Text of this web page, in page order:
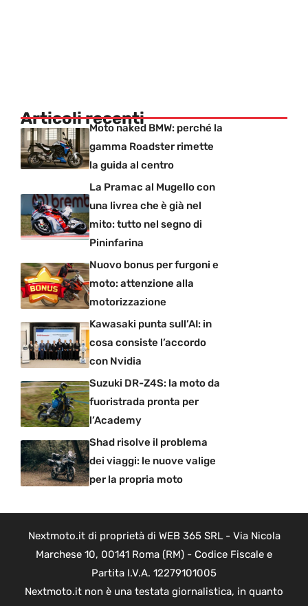
Articoli recentiMoto naked BMW: perché la
gamma Roadster rimette
la guida al centro
La Pramac al Mugello con
una livrea che è già nel
mito: tutto nel segno di
Pininfarina
Nuovo bonus per furgoni e
moto: attenzione alla
motorizzazione
Kawasaki punta sull’AI: in
cosa consiste l’accordo
con Nvidia
Suzuki DR-Z4S: la moto da
fuoristrada pronta per
l’Academy
Shad risolve il problema
dei viaggi: le nuove valige
per la propria moto
Nextmoto.it di proprietà di WEB 365 SRL - Via Nicola
Marchese 10, 00141 Roma (RM) - Codice Fiscale e
Partita I.V.A. 12279101005
Nextmoto.it non è una testata giornalistica, in quanto